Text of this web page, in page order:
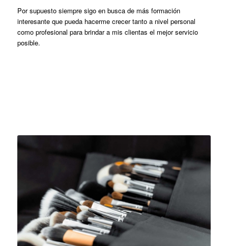
Por supuesto siempre sigo en busca de más formación
interesante que pueda hacerme crecer tanto a nivel personal
como profesional para brindar a mis clientas el mejor servicio
posible.